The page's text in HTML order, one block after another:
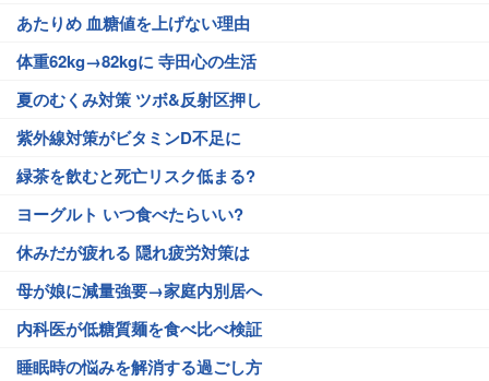
あたりめ 血糖値を上げない理由
体重62kg→82kgに 寺田心の生活
夏のむくみ対策 ツボ&反射区押し
紫外線対策がビタミンD不足に
緑茶を飲むと死亡リスク低まる?
ヨーグルト いつ食べたらいい?
休みだが疲れる 隠れ疲労対策は
母が娘に減量強要→家庭内別居へ
内科医が低糖質麺を食べ比べ検証
睡眠時の悩みを解消する過ごし方